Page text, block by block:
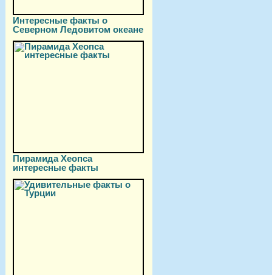
Интересные факты о
Северном Ледовитом океане
Пирамида Хеопса
интересные факты